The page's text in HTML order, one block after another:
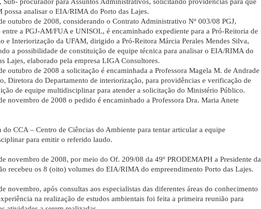
possa analisar o EIA/RIMA do Porto das Lajes.
outubro de 2008, considerando o Contrato Administrativo Nº 003/08 PGJ,
a PGJ-AM/FUA e UNISOL, é encaminhado expediente para a Pró-Reitoria de
e Interiorização da UFAM, dirigido a Pró-Reitora Márcia Perales Mendes Silva,
a possibilidade de constituição de equipe técnica para analisar o EIA/RIMA do
Lajes, elaborado pela empresa LIGA Consultores.
outubro de 2008 a solicitação é encaminhada a Professora Magela M. de Andrade
Diretora do Departamento de interiorização, para providências e verificação de
de equipe multidisciplinar para atender a solicitação do Ministério Público.
novembro de 2008 o pedido é encaminhado a Professora Dra. Maria Anete
do CCA – Centro de Ciências do Ambiente para tentar articular a equipe
para emitir o referido laudo.
novembro de 2008, por meio do Of. 209/08 da 49º PRODEMAPH a Presidente da
recebeu os 8 (oito) volumes do EIA/RIMA do empreendimento Porto das Lajes.
novembro, após consultas aos especialistas das diferentes áreas do conhecimento
na realização de estudos ambientais foi feita a primeira reunião para